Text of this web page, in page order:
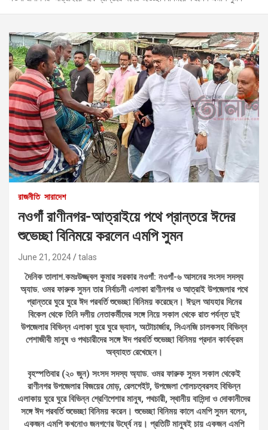
রাজনীতি সারাদেশ
নওগাঁ রাণীনগর-আত্রাইয়ে পথে প্রান্তরে ঈদের
শুভেচ্ছা বিনিময়ে করলেন এমপি সুমন
June 21, 2024 talas
দৈনিক তালাশ.কমঃউজ্জ্বল কুমার সরকার নওগাঁ: নওগাঁ-৬ আসনের সংসদ সদস্য
অ্যাড. ওমর ফারুক সুমন তার নির্বাচনী এলাকা রাণীনগর ও আত্রাই উপজেলার পথে
প্রান্তরে ঘুরে ঘুরে ঈদ পরবর্তি শুভেচ্ছা বিনিময় করেছেন। ঈদুল আযহার দিনের
বিকেল থেকে তিনি দলীয় নেতাকর্মীদের সঙ্গে নিয়ে সকাল থেকে রাত পর্যন্ত দুই
উপজেলার বিভিন্ন এলাকা ঘুরে ঘুরে ভ্যান, অটোচার্জার, সিএনজি চালকসহ বিভিন্ন
পেশাজীবী মানুষ ও পথচারীদের সঙ্গে ঈদ পরবর্তি শুভেচ্ছা বিনিময় প্রদান কার্যক্রম
অব্যাহত রেখেছেন।
বৃহস্পতিবার (২০ জুন) সংসদ সদস্য অ্যাড. ওমর ফারুক সুমন সকাল থেকেই
রাণীনগর উপজেলার বিজয়ের মোড়, রেলগেইট, উপজেলা গোলচত্বরসহ বিভিন্ন
এলাকায় ঘুরে ঘুরে বিভিন্ন শ্রেণিপেশার মানুষ, পথচারী, স্থানীয় বাসিন্দা ও দোকানীদের
সঙ্গে ঈদ পরবর্তি শুভেচ্ছা বিনিময় করেন। শুভেচ্ছা বিনিময় কালে এমপি সুমন বলেন,
একজন এমপি কখনোও জনগণের উর্ধ্বে নয়। প্রতিটি মানুষই চায় একজন এমপি